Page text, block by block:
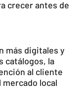
crecer antes de
más digitales y
catálogos, la
al cliente
local